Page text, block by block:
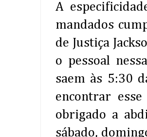
A
mandados
de Justiça
o pessoal
saem às 5:30
encontrar
obrigado a
sábado,